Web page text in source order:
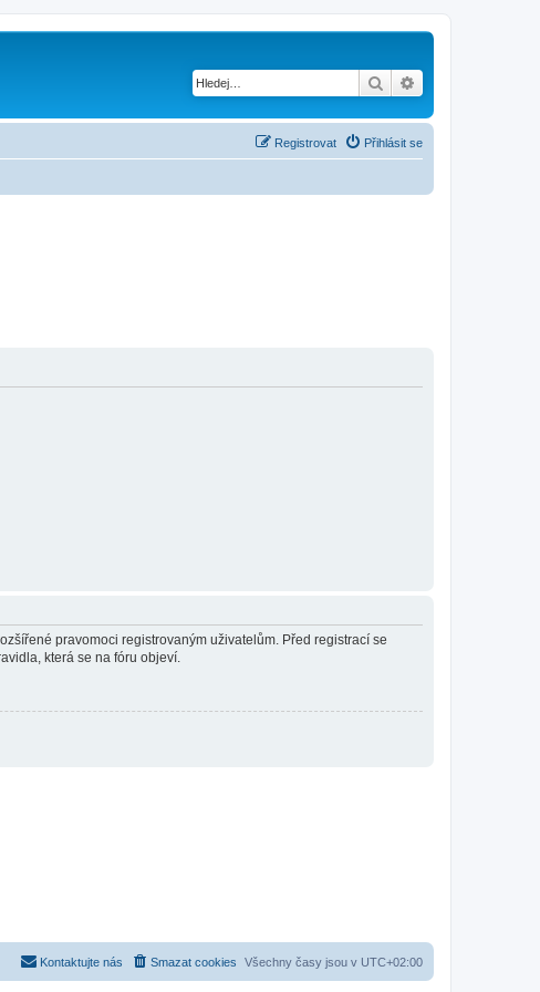
Hledat
Přihlásit se
Registrovat
pravomoci registrovaným uživatelům. Před registrací se
která se na fóru objeví.
Všechny časy jsou v UTC+02:00
Smazat cookies
Kontaktujte nás